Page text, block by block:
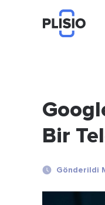
Bir
Gönderildi